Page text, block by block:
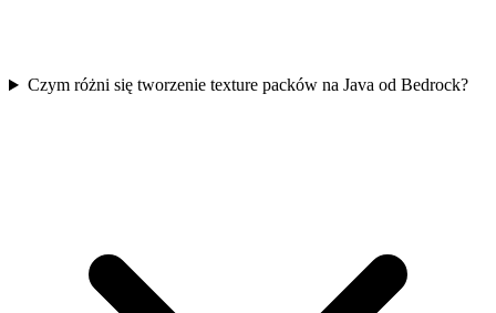
Czym różni się tworzenie texture packów na Java od Bedrock?